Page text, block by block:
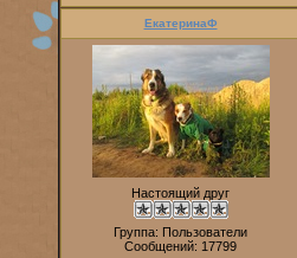
ЕкатеринаФ
Настоящий друг
Группа: Пользователи
Сообщений: 17799